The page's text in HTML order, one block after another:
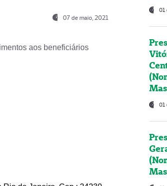
07 de maio, 2021
aos beneficiários
01
01